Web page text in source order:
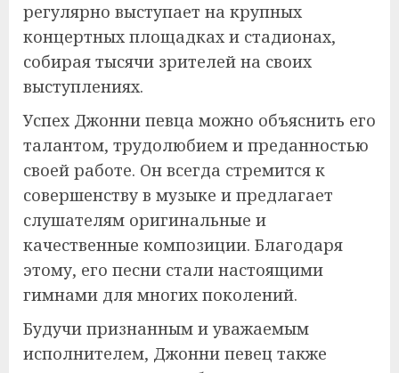
регулярно выступает на крупных
концертных площадках и стадионах,
собирая тысячи зрителей на своих
выступлениях.
Успех Джонни певца можно объяснить его
талантом, трудолюбием и преданностью
своей работе. Он всегда стремится к
совершенству в музыке и предлагает
слушателям оригинальные и
качественные композиции. Благодаря
этому, его песни стали настоящими
гимнами для многих поколений.
Будучи признанным и уважаемым
исполнителем, Джонни певец также